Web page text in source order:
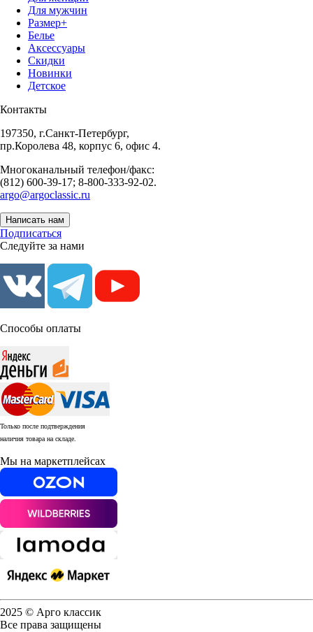
Для мужчин
Размер+
Белье
Аксессуары
Скидки
Новинки
Детское
Контакты
197350, г.Санкт-Петербург,
пр.Королева 48, корпус 6, офис 4.
Многоканальный телефон/факс:
(812) 600-39-17; 8-800-333-92-02.
argo@argoclassic.ru
Написать нам
Подписаться
Следуйте за нами
Способы оплаты
Только после подтверждения
наличия товара на складе.
Мы на маркетплейсах
2025 © Арго классик
Все права защищены